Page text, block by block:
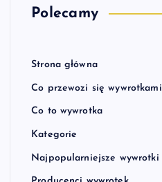
Polecamy
Strona główna
Co przewozi się wywrotkami
Co to wywrotka
Kategorie
Najpopularniejsze wywrotki